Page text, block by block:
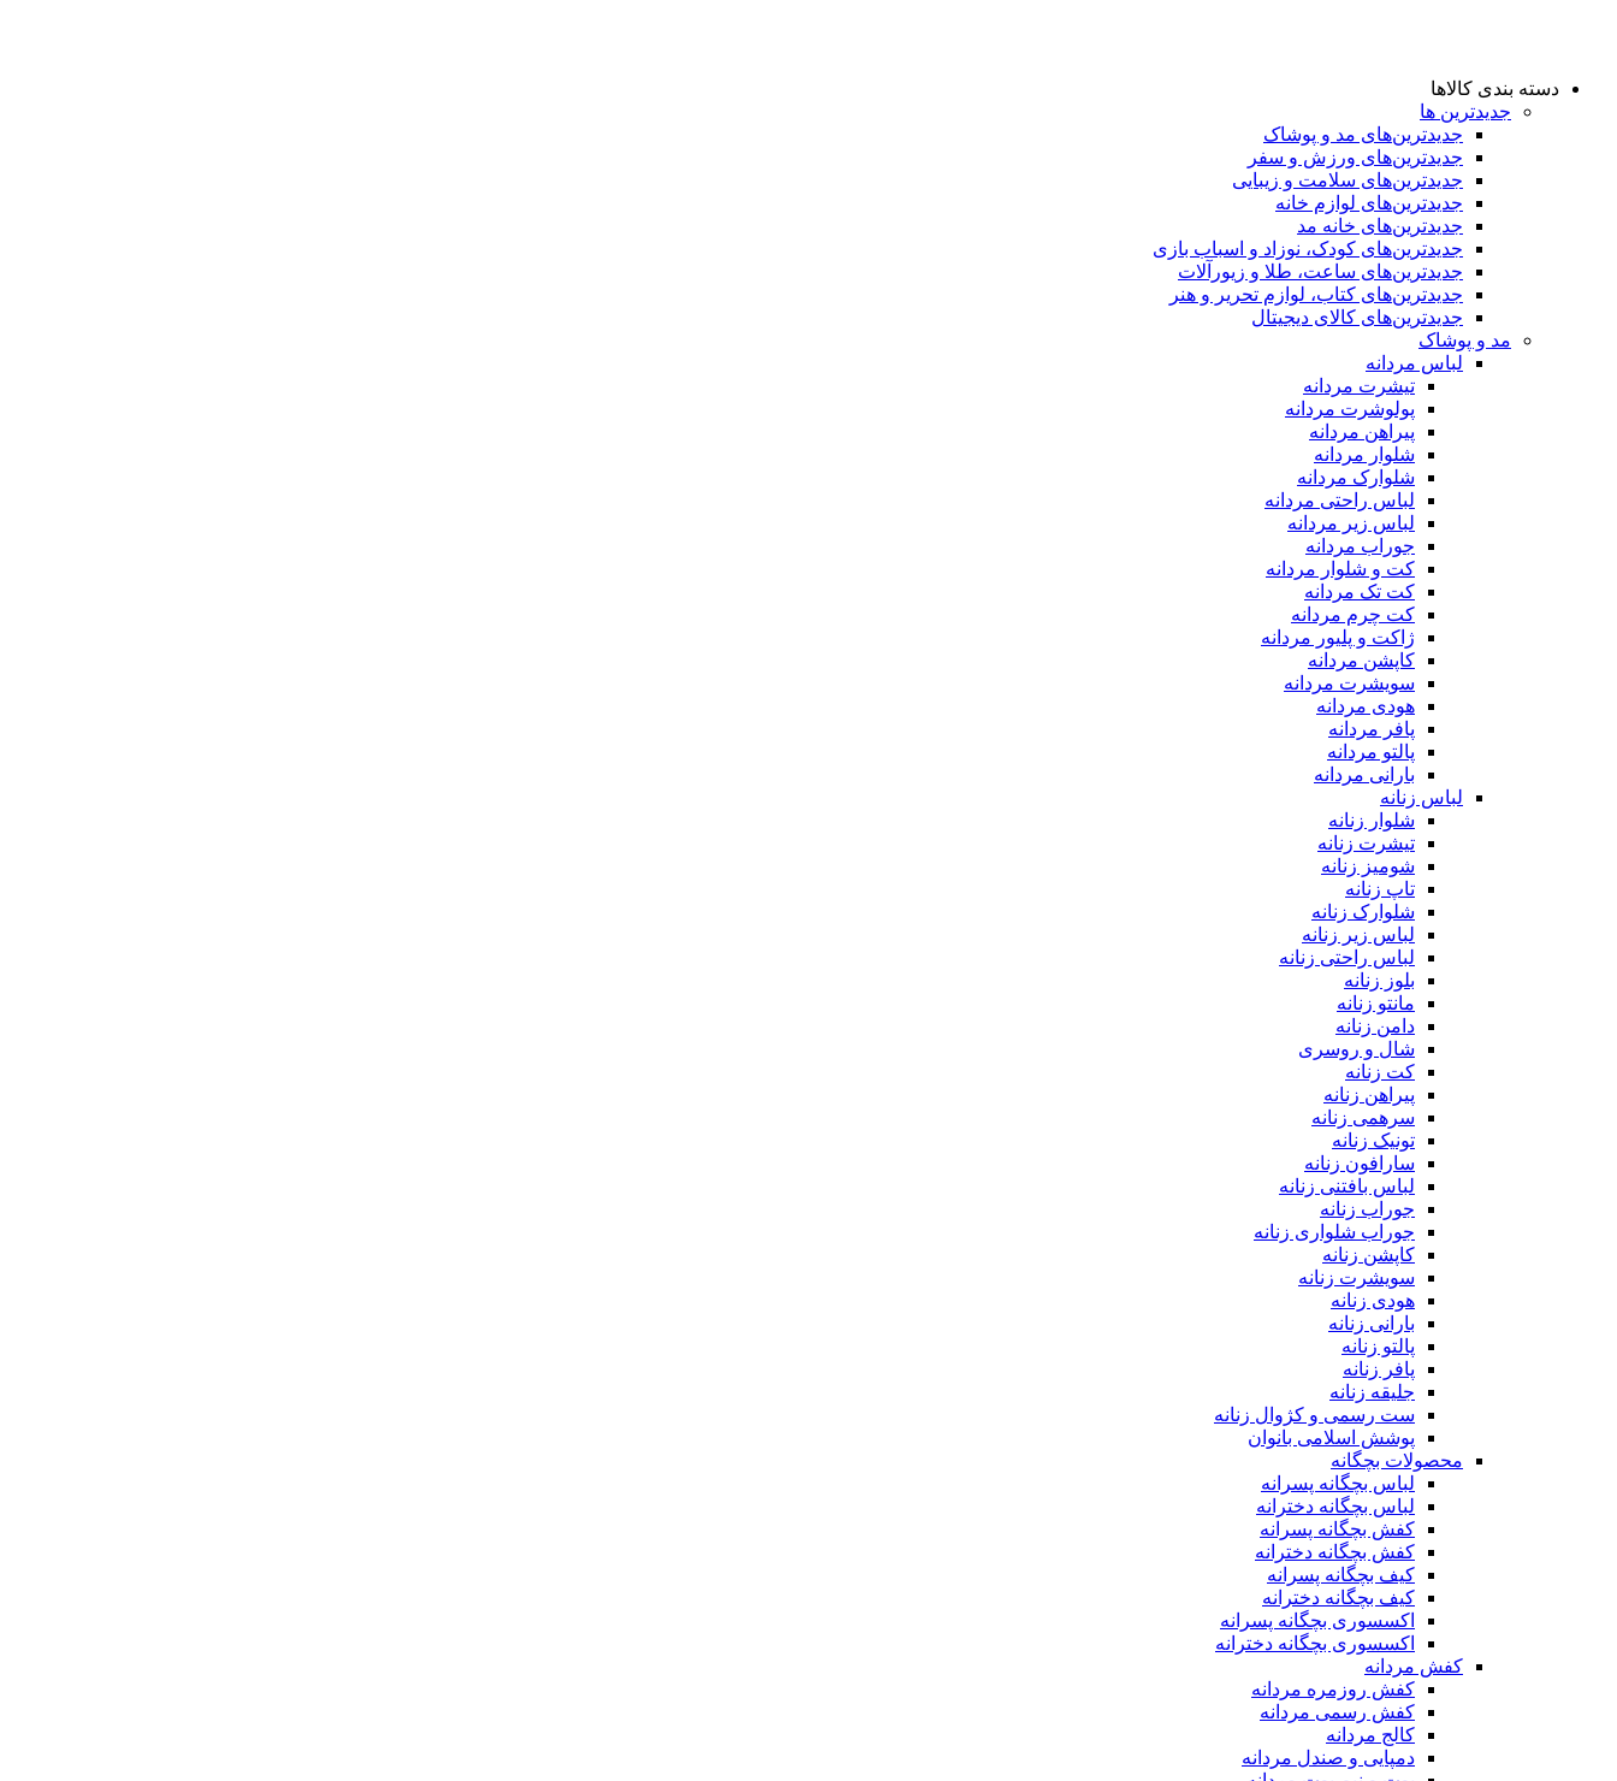
دسته بندی کالاها
جدیدترین ها
جدید‌ترین‌های مد و پوشاک
جدید‌ترین‌های ورزش و سفر
جدید‌ترین‌های سلامت و زیبایی
جدید‌ترین‌های لوازم خانه
جدیدترین‌های خانه مد
جدید‌ترین‌های کودک، نوزاد و اسباب بازی
جدید‌ترین‌های ساعت، طلا و زیورآلات
جدید‌ترین‌های کتاب، لوازم تحریر و هنر
جدید‌ترین‌های کالای دیجیتال
مد و پوشاک
لباس مردانه
تیشرت مردانه
پولوشرت مردانه
پیراهن مردانه
شلوار مردانه
شلوارک مردانه
لباس راحتی مردانه
لباس زیر مردانه
جوراب مردانه
کت و شلوار مردانه
کت تک مردانه
کت چرم مردانه
ژاکت و پلیور مردانه
کاپشن مردانه
سویشرت مردانه
هودی مردانه
پافر مردانه
پالتو مردانه
بارانی مردانه
لباس زنانه
شلوار زنانه
تیشرت زنانه
شومیز زنانه
تاپ زنانه
شلوارک زنانه
لباس زیر زنانه
لباس راحتی زنانه
بلوز زنانه
مانتو زنانه
دامن زنانه
شال و روسری
کت زنانه
پیراهن زنانه
سرهمی زنانه
تونیک زنانه
سارافون زنانه
لباس بافتنی زنانه
جوراب زنانه
جوراب شلواری زنانه
کاپشن زنانه
سویشرت زنانه
هودی زنانه
بارانی زنانه
پالتو زنانه
پافر زنانه
جلیقه زنانه
ست رسمی و کژوال زنانه
پوشش اسلامی بانوان
محصولات بچگانه
لباس بچگانه پسرانه
لباس بچگانه دخترانه
کفش بچگانه پسرانه
کفش بچگانه دخترانه
کیف بچگانه پسرانه
کیف بچگانه دخترانه
اکسسوری بچگانه پسرانه
اکسسوری بچگانه دخترانه
کفش مردانه
کفش روزمره مردانه
کفش رسمی مردانه
کالج مردانه
دمپایی و صندل مردانه